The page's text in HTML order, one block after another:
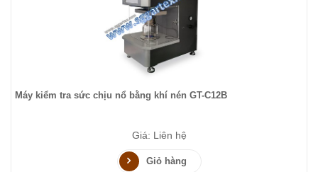
Máy kiểm tra sức chịu nổ bằng khí nén GT-C12B
Giá: Liên hệ
Giỏ hàng